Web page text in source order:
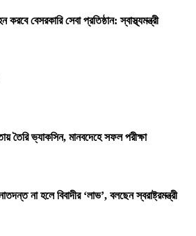
বেসরকারি সেবা প্রতিষ্ঠান: স্বাস্থ্যমন্ত্রী
তৈরি ভ্যাকসিন, মানবদেহে সফল পরীক্ষা
না হলে বিবাদীর ‘লাভ’, বলছেন স্বরাষ্ট্রমন্ত্রী